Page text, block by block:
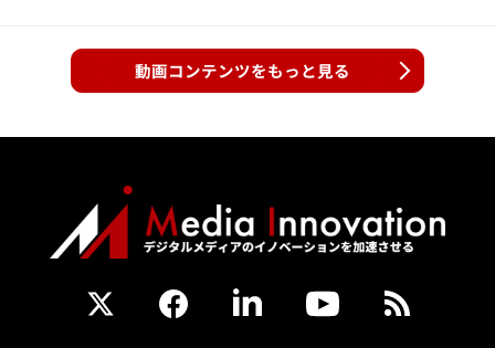
動画コンテンツをもっと見る